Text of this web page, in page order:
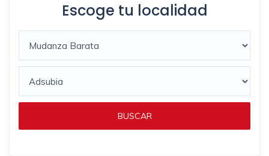
Escoge tu localidad
BUSCAR